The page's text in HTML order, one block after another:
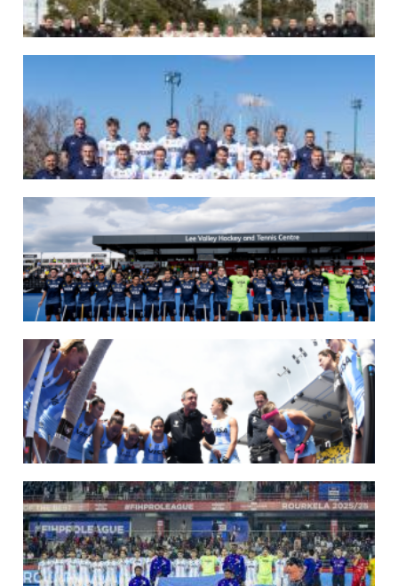
07/08/2026
LAS LEONAS LISTAS PARA DISPUTAR EL MUNDIAL 2026
Del 15 al 30 de agosto, el seleccionado argentino femenino de hockey disputará
la Copa del Mundo en Países Bajos y Bélgica. El debut será ante Estados Unidos.
LEER MÁS
07/08/2026
LOS LEONES LISTOS PARA DISPUTAR EL MUNDIAL 2026
Del 15 al 30 de agosto, el seleccionado argentino masculino de hockey disputará
la Copa del Mundo en Países Bajos y Bélgica. El debut será ante Japón.
14/07/2026
MUNDIAL 2026: LOS LEONES CONVOCADOS POR LUCAS REY
Del 15 al 30 de agosto disputarán el Mundial en Países Bajos y Bélgica.
LEER MÁS
09/07/2026
MUNDIAL 2026: LAS LEONAS CONVOCADAS POR FERNANDO F...
Del 15 al 30 de agosto disputarán el Mundial 2026 en Países Bajos y Bélgica.
LEER MÁS